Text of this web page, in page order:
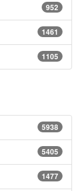
952
1461
1105
5938
5405
1477